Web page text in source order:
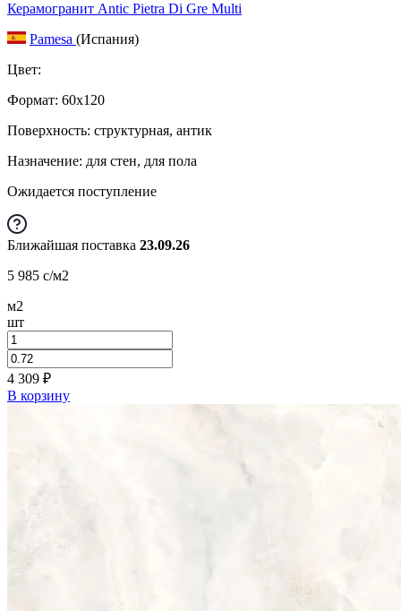
Керамогранит Antic Pietra Di Gre Multi
Pamesa (Испания)
Цвет:
Формат: 60x120
Поверхность: структурная, антик
Назначение: для стен, для пола
Ожидается поступление
Ближайшая поставка 23.09.26
5 985 c/м2
м2
шт
4 309 ₽
В корзину